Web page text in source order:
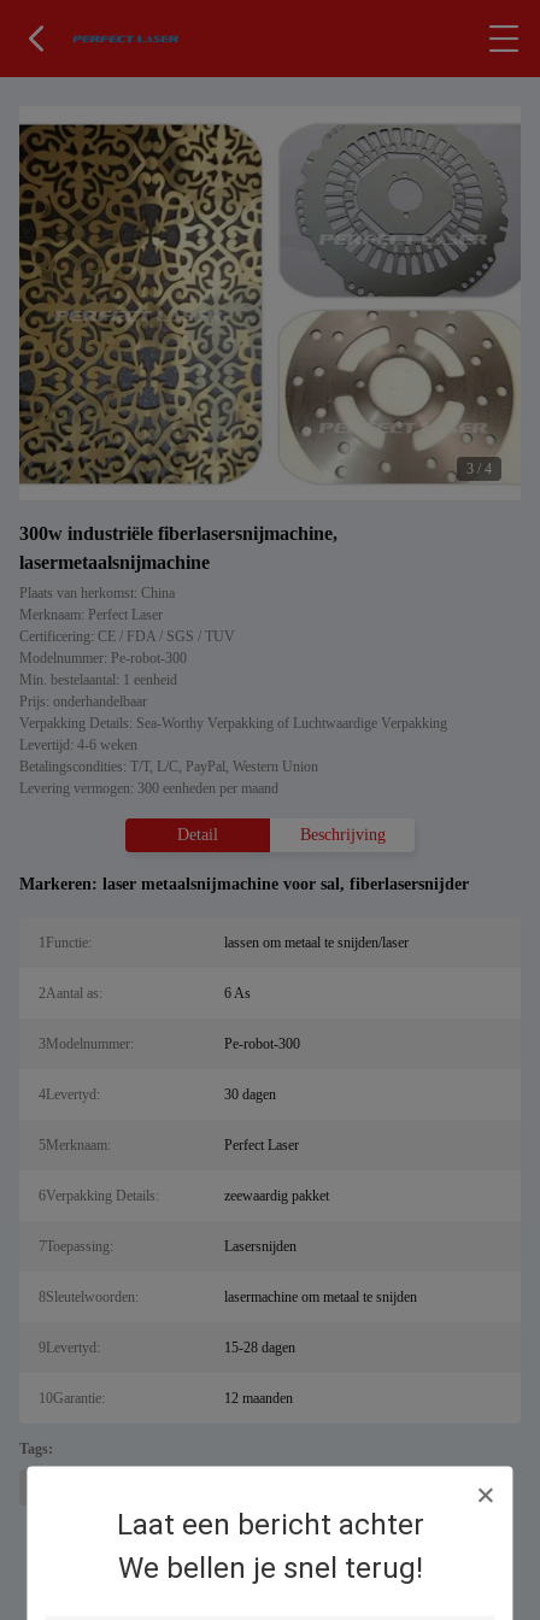
Laat een bericht achter
We bellen je snel terug!
3 / 4
300w industriële fiberlasersnijmachine,
lasermetaalsnijmachine
Plaats van herkomst: China
Merknaam: Perfect Laser
Certificering: CE / FDA / SGS / TUV
Modelnummer: Pe-robot-300
Min. bestelaantal: 1 eenheid
Prijs: onderhandelbaar
Verpakking Details: Sea-Worthy Verpakking of Luchtwaardige Verpakking
Levertijd: 4-6 weken
Betalingscondities: T/T, L/C, PayPal, Western Union
Levering vermogen: 300 eenheden per maand
Detail Beschrijving
Markeren: laser metaalsnijmachine voor sal, fiberlasersnijder
1Functie: lassen om metaal te snijden/laser
2Aantal as: 6 As
3Modelnummer: Pe-robot-300
4Levertyd: 30 dagen
5Merknaam: Perfect Laser
6Verpakking Details: zeewaardig pakket
7Toepassing: Lasersnijden
8Sleutelwoorden: lasermachine om metaal te snijden
9Levertyd: 15-28 dagen
10Garantie: 12 maanden
Tags:
Gelijkaardige Producten